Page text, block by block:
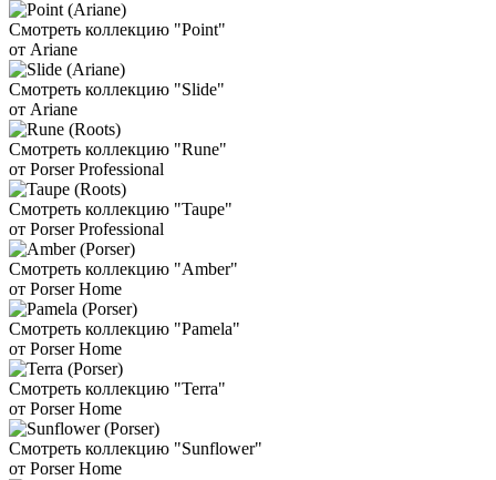
Смотреть коллекцию "Point"
от Ariane
Смотреть коллекцию "Slide"
от Ariane
Смотреть коллекцию "Rune"
от Porser Professional
Смотреть коллекцию "Taupe"
от Porser Professional
Смотреть коллекцию "Amber"
от Porser Home
Смотреть коллекцию "Pamela"
от Porser Home
Смотреть коллекцию "Terra"
от Porser Home
Смотреть коллекцию "Sunflower"
от Porser Home